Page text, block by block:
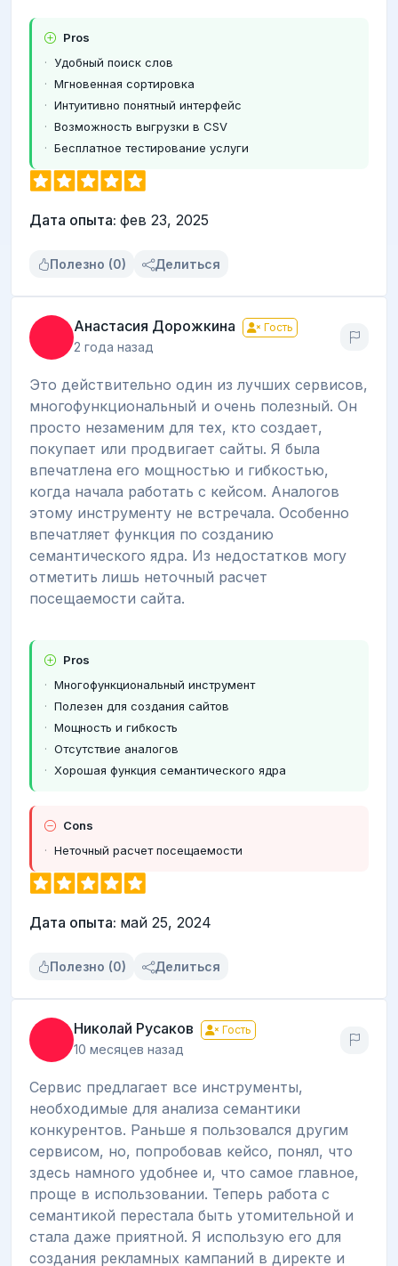
Pros
Удобный поиск слов
Мгновенная сортировка
Интуитивно понятный интерфейс
Возможность выгрузки в CSV
Бесплатное тестирование услуги
Дата опыта: фев 23, 2025
Полезно (0) Делиться
Анастасия Дорожкина Гость
2 года назад
Это действительно один из лучших сервисов,
многофункциональный и очень полезный. Он
просто незаменим для тех, кто создает,
покупает или продвигает сайты. Я была
впечатлена его мощностью и гибкостью,
когда начала работать с кейсом. Аналогов
этому инструменту не встречала. Особенно
впечатляет функция по созданию
семантического ядра. Из недостатков могу
отметить лишь неточный расчет
посещаемости сайта.
Pros
Многофункциональный инструмент
Полезен для создания сайтов
Мощность и гибкость
Отсутствие аналогов
Хорошая функция семантического ядра
Cons
Неточный расчет посещаемости
Дата опыта: май 25, 2024
Полезно (0) Делиться
Николай Русаков Гость
10 месяцев назад
Сервис предлагает все инструменты,
необходимые для анализа семантики
конкурентов. Раньше я пользовался другим
сервисом, но, попробовав кейсо, понял, что
здесь намного удобнее и, что самое главное,
проще в использовании. Теперь работа с
семантикой перестала быть утомительной и
стала даже приятной. Я использую его для
создания рекламных кампаний в директе и